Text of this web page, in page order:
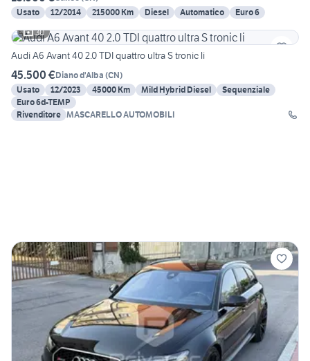
Usato
12/2014 215000 Km Diesel Automatico
Euro 6
30
Audi A6 Avant 40 2.0 TDI quattro ultra S tronic li
45.500 €Diano d'Alba (CN)
Usato
12/2023 45000 Km Mild Hybrid Diesel
Sequenziale
Euro 6d-TEMP
Rivenditore MASCARELLO AUTOMOBILI